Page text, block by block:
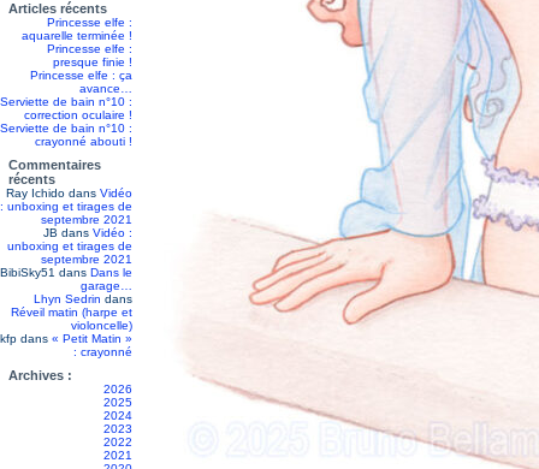
Articles récents
Princesse elfe :
aquarelle terminée !
Princesse elfe :
presque finie !
Princesse elfe : ça
avance…
Serviette de bain n°10 :
correction oculaire !
Serviette de bain n°10 :
crayonné abouti !
Commentaires
récents
Ray Ichido dans Vidéo
: unboxing et tirages de
septembre 2021
JB dans Vidéo :
unboxing et tirages de
septembre 2021
BibiSky51 dans Dans le
garage…
Lhyn Sedrin dans
Réveil matin (harpe et
violoncelle)
kfp dans « Petit Matin »
: crayonné
Archives :
2026
2025
2024
2023
2022
2021